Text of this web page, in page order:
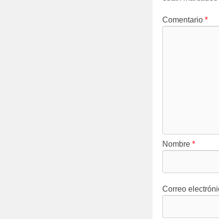
Comentario *
Nombre *
Correo